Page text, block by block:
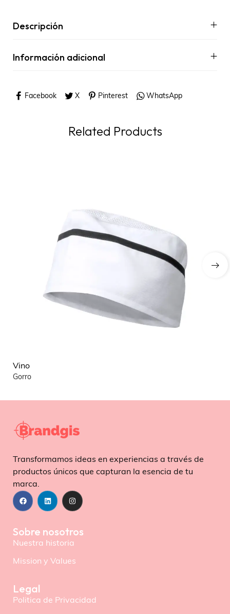
Descripción
Información adicional
Facebook X Pinterest WhatsApp
Related Products
Vino
Gorro
Transformamos ideas en experiencias a través de
productos únicos que capturan la esencia de tu
marca.
Sobre nosotros
Nuestra historia
Mission y Values
Legal
Politica de Privacidad